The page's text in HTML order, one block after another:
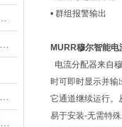
• 群组报警输出
MURR穆尔智能电
电流分配器来自
时可即时显示并
它通道继续运行。
易于安装-无需特殊